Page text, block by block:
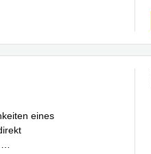
eines